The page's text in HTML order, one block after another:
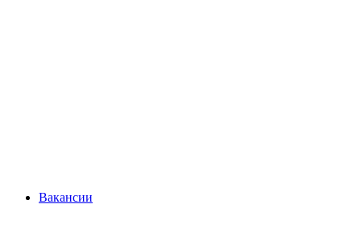
Вакансии